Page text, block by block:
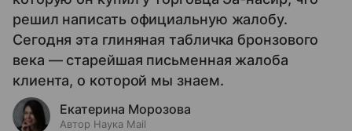
решил написать официальную жалобу.
Сегодня эта глиняная табличка бронзового
века — старейшая письменная жалоба
клиента, о которой мы знаем.
Екатерина Морозова
Автор Наука Mail